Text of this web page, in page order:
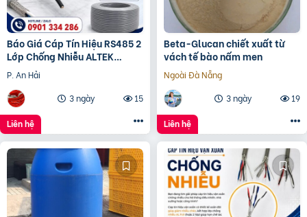
Báo Giá Cáp Tín Hiệu RS485 2
Lớp Chống Nhiễu ALTEK
KABEL | Đồng Nguyên Chất
100%, Chống Nhiễu Tối
P. An Hải
3 ngày
15
Liên hệ
Beta-Glucan chiết xuất từ
vách tế bào nấm men
Ngoài Đà Nẵng
3 ngày
19
Liên hệ